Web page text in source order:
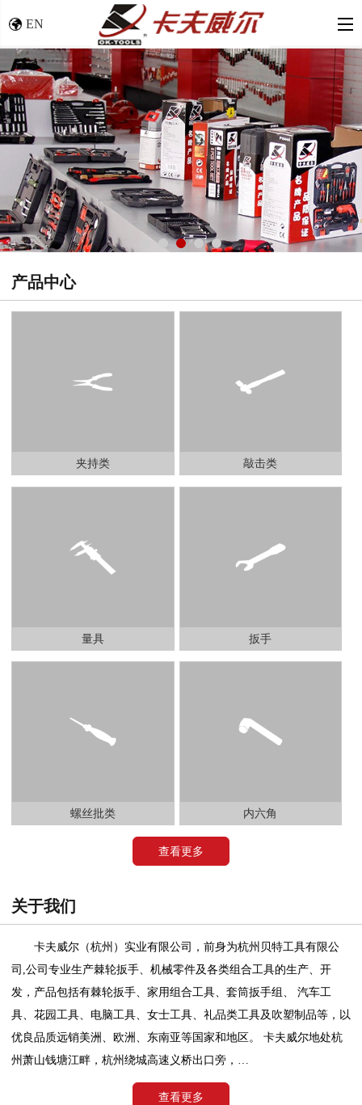
EN
产品中心
夹持类 敲击类
量具 扳手
螺丝批类 内六角
查看更多
关于我们
卡夫威尔（杭州）实业有限公司，前身为杭州贝特工具有限公
司,公司专业生产棘轮扳手、机械零件及各类组合工具的生产、开
发，产品包括有棘轮扳手、家用组合工具、套筒扳手组、 汽车工
具、花园工具、电脑工具、女士工具、礼品类工具及吹塑制品等，以
优良品质远销美洲、欧洲、东南亚等国家和地区。 卡夫威尔地处杭
州萧山钱塘江畔，杭州绕城高速义桥出口旁，…
查看更多